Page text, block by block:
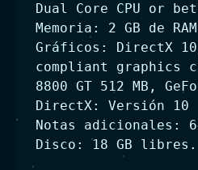
Dual Core CPU or
Memoria: 2 GB de RAM
Gráficos: DirectX
compliant graphics
8800 GT 512 MB,
DirectX: Versión 10
Notas adicionales:
Disco: 18 GB libres.